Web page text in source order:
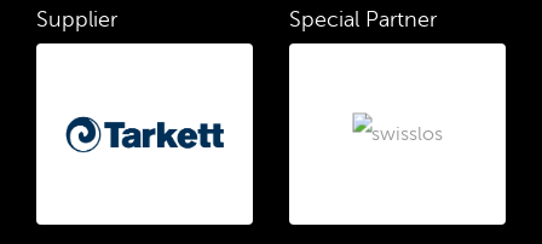
Supplier Special Partner